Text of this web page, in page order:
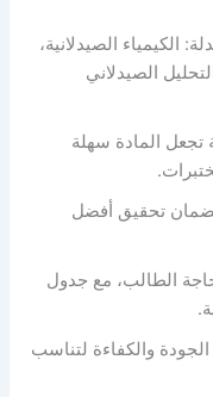
الكيمياء الصيدلانية،
الصيدلاني
تجعل المادة سهلة
تحقيق أفضل
الطالب، مع جدول
والكفاءة لتناسب